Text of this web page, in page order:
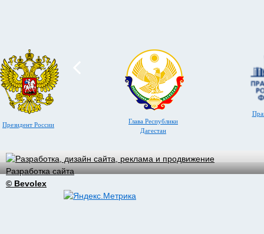
Президент России
Глава Республики
Дагестан
Разработка сайта
© Bevolex